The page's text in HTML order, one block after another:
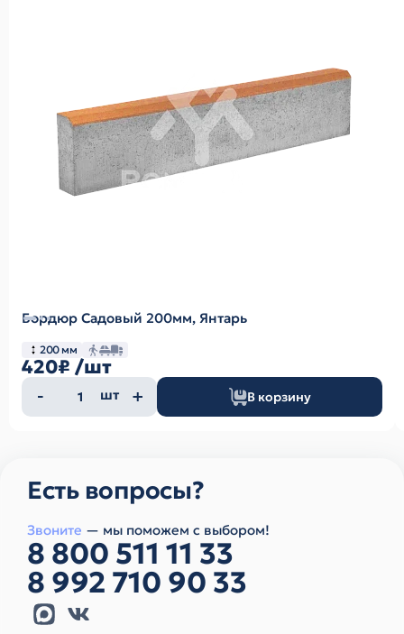
Бордюр Садовый 200мм, Янтарь
200 мм
420₽ /шт
Количество
шт В корзину
Есть вопросы?
Звоните — мы поможем с выбором!
8 800 511 11 33
8 992 710 90 33